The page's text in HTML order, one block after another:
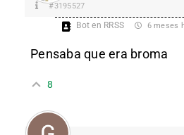
#3195527
Bot en RRSS 6 meses
Pensaba que era broma
8